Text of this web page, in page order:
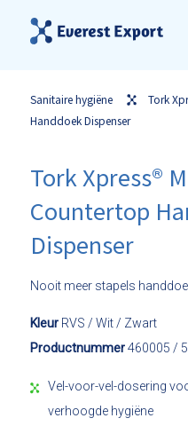
Sanitaire hygiëne
Tork
Handdoek Dispenser
Tork Xpress®
Countertop
Dispenser
Nooit meer stapels
KleurRVS / Wit / Zwart
Productnummer460005 /
Vel-voor-vel-dosering
verhoogde hygiëne